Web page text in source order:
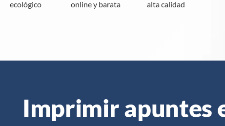
ecológico
online y barata
alta calidad
Imprimir apuntes